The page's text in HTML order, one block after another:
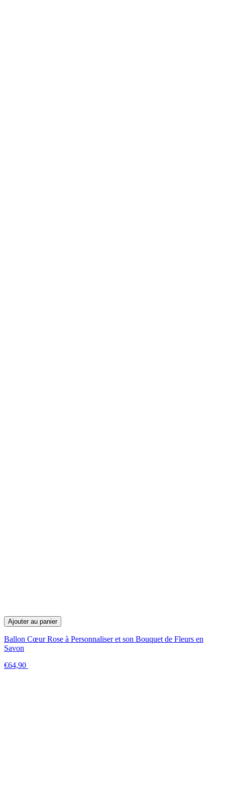
Ajouter au panier
Ballon Cœur Rose à Personnaliser et son Bouquet de Fleurs en
Savon
€64,90